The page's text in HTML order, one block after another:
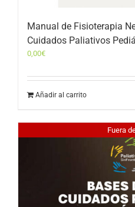
Manual de Fisioterapia
Cuidados Paliativos
0,00€
Añadir al carrito
Fuera